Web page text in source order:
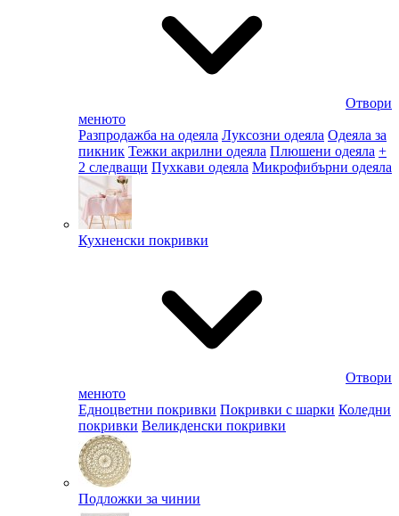
Отвори
менюто
Разпродажба на одеяла Луксозни одеяла Одеяла за
пикник Тежки акрилни одеяла Плюшени одеяла +
2 следващи Пухкави одеяла Микрофибърни одеяла
Кухненски покривки
Отвори
менюто
Едноцветни покривки Покривки с шарки Коледни
покривки Великденски покривки
Подложки за чинии